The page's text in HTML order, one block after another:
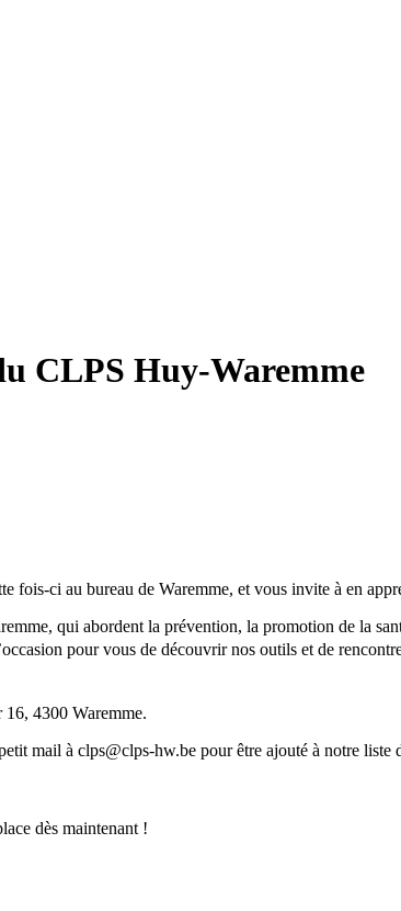
CLPS Huy-Waremme
fois-ci au bureau de Waremme, et vous invite à en
qui abordent la prévention, la promotion de la
pour vous de découvrir nos outils et de
4300 Waremme.
mail à clps@clps-hw.be pour être ajouté à notre
dès maintenant !